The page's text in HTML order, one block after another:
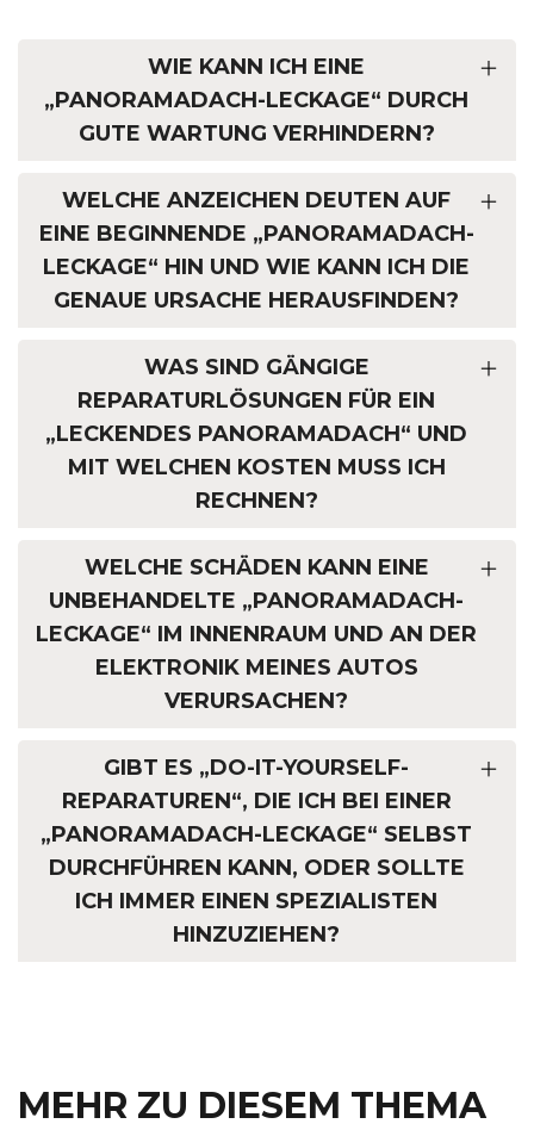
WIE KANN ICH EINE
„PANORAMADACH-LECKAGE“ DURCH
GUTE WARTUNG VERHINDERN?
WELCHE ANZEICHEN DEUTEN AUF
EINE BEGINNENDE „PANORAMADACH-
LECKAGE“ HIN UND WIE KANN ICH DIE
GENAUE URSACHE HERAUSFINDEN?
WAS SIND GÄNGIGE
REPARATURLÖSUNGEN FÜR EIN
„LECKENDES PANORAMADACH“ UND
MIT WELCHEN KOSTEN MUSS ICH
RECHNEN?
WELCHE SCHÄDEN KANN EINE
UNBEHANDELTE „PANORAMADACH-
LECKAGE“ IM INNENRAUM UND AN DER
ELEKTRONIK MEINES AUTOS
VERURSACHEN?
GIBT ES „DO-IT-YOURSELF-
REPARATUREN“, DIE ICH BEI EINER
„PANORAMADACH-LECKAGE“ SELBST
DURCHFÜHREN KANN, ODER SOLLTE
ICH IMMER EINEN SPEZIALISTEN
HINZUZIEHEN?
MEHR ZU DIESEM THEMA